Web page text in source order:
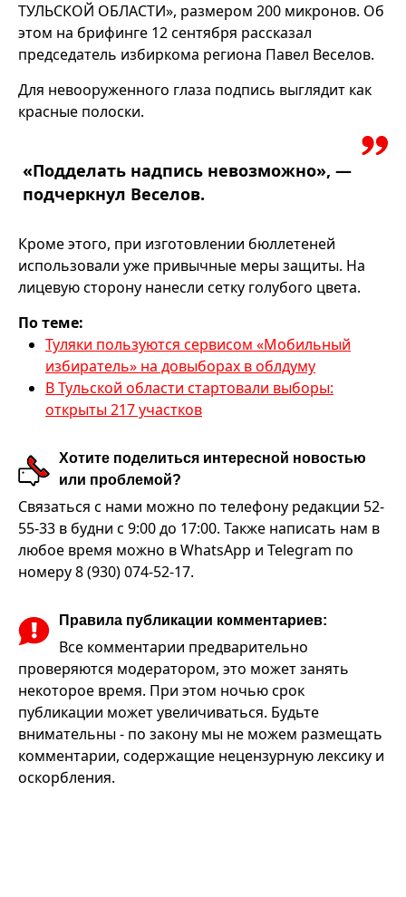
ТУЛЬСКОЙ ОБЛАСТИ», размером 200 микронов. Об
этом на брифинге 12 сентября рассказал
председатель избиркома региона Павел Веселов.
Для невооруженного глаза подпись выглядит как
красные полоски.
«Подделать надпись невозможно», —
подчеркнул Веселов.
Кроме этого, при изготовлении бюллетеней
использовали уже привычные меры защиты. На
лицевую сторону нанесли сетку голубого цвета.
По теме:
Туляки пользуются сервисом «Мобильный
избиратель» на довыборах в облдуму
В Тульской области стартовали выборы:
открыты 217 участков
Хотите поделиться интересной новостью
или проблемой?
Связаться с нами можно по телефону редакции 52-
55-33 в будни с 9:00 до 17:00. Также написать нам в
любое время можно в WhatsApp и Telegram по
номеру 8 (930) 074-52-17.
Правила публикации комментариев:
Все комментарии предварительно
проверяются модератором, это может занять
некоторое время. При этом ночью срок
публикации может увеличиваться. Будьте
внимательны - по закону мы не можем размещать
комментарии, содержащие нецензурную лексику и
оскорбления.